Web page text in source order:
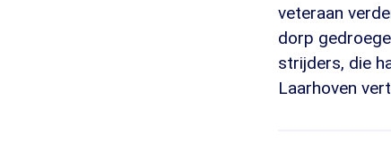
veteraan
dorp
strijders, die
Laarhoven